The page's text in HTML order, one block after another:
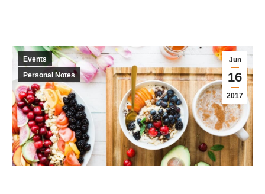
Jun
16
2017
Events
Personal Notes